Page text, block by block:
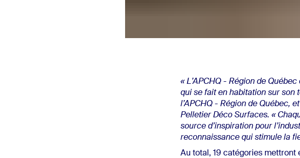
« L’APCHQ- Région de
qui se fait en habitation sur son
l’APCHQ - Région de Québec,
Pelletier Déco Surfaces. «
source d’inspiration pour
reconnaissance qui stimule la
Au total, 19 catégories